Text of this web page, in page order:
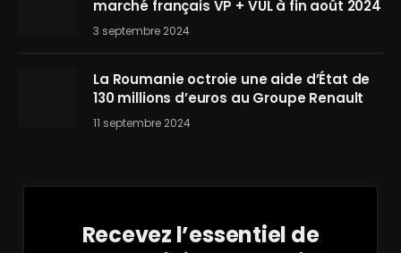
marché français VP + VUL à fin août 2024
3 septembre 2024
La Roumanie octroie une aide d’État de
130 millions d’euros au Groupe Renault
11 septembre 2024
Recevez l’essentiel de